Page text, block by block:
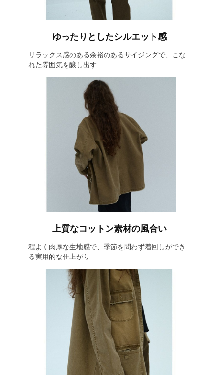
ゆったりとしたシルエット感
リラックス感のある余裕のあるサイジングで、こな
れた雰囲気を醸し出す
上質なコットン素材の風合い
程よく肉厚な生地感で、季節を問わず着回しができ
る実用的な仕上がり